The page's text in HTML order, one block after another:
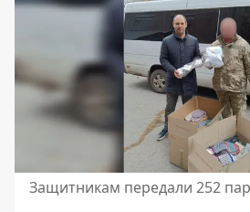
Защитникам передали 252